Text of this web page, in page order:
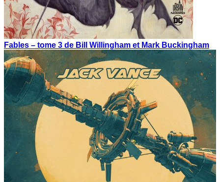
Fables – tome 3 de Bill Willingham et Mark Buckingham